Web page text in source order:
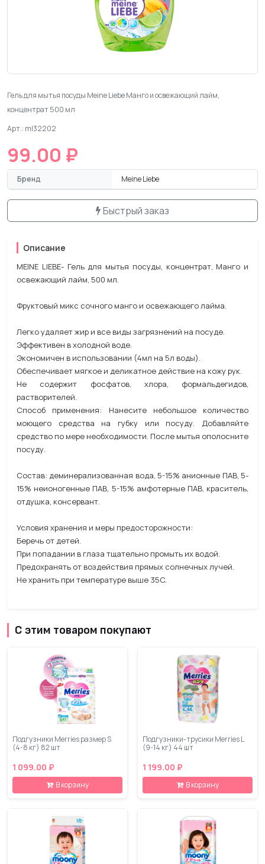
Гель для мытья посуды Meine Liebe Манго и освежающий лайм,
концентрат 500 мл
Арт.: ml32202
99.00 ₽
Бренд Meine Liebe
Быстрый заказ
Описание
MEINE LIEBE- Гель для мытья посуды, концентрат, Манго и
освежающий лайм, 500 мл.
Фруктовый микс сочного манго и освежающего лайма.
Легко удаляет жир и все виды загрязнений на посуде.
Эффективен в холодной воде.
Экономичен в использовании (4мл на 5л воды).
Обеспечивает мягкое и деликатное действие на кожу рук.
Не содержит фосфатов, хлора, формальдегидов,
растворителей.
Способ применения: Нанесите небольшое количество
моющего средства на губку или посуду. Добавляйте
средство по мере необходимости. После мытья ополосните
посуду.
Состав: деминерализованная вода, 5-15% анионные ПАВ, 5-
15% неионогенные ПАВ, 5-15% амфотерные ПАВ, краситель,
отдушка, консервант.
Условия хранения и меры предосторожности:
Беречь от детей.
При попадании в глаза тщательно промыть их водой.
Предохранять от воздействия прямых солнечных лучей.
Не хранить при температуре выше 35C.
С этим товаром покупают
Подгузники Merries размер S
(4-8 кг) 82 шт
1 099.00 ₽
В корзину
Подгузники-трусики Merries L
(9-14 кг) 44 шт
1 199.00 ₽
В корзину